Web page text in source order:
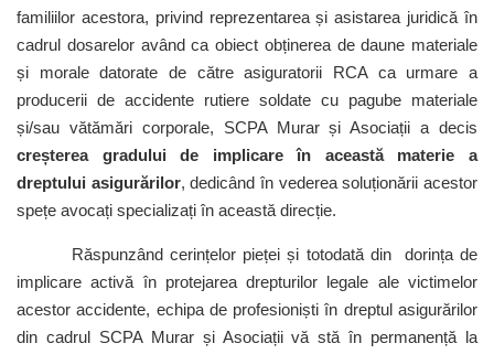
familiilor acestora, privind reprezentarea și asistarea juridică în
cadrul dosarelor având ca obiect obținerea de daune materiale
și morale datorate de către asiguratorii RCA ca urmare a
producerii de accidente rutiere soldate cu pagube materiale
și/sau vătămări corporale, SCPA Murar și Asociații a decis
creșterea gradului de implicare în această materie a
dreptului asigurărilor, dedicând în vederea soluționării acestor
spețe avocați specializați în această direcție.
Răspunzând cerințelor pieței și totodată din dorința de
implicare activă în protejarea drepturilor legale ale victimelor
acestor accidente, echipa de profesioniști în dreptul asigurărilor
din cadrul SCPA Murar și Asociații vă stă în permanență la